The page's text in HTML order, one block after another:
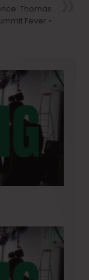
Thomas
Fever »